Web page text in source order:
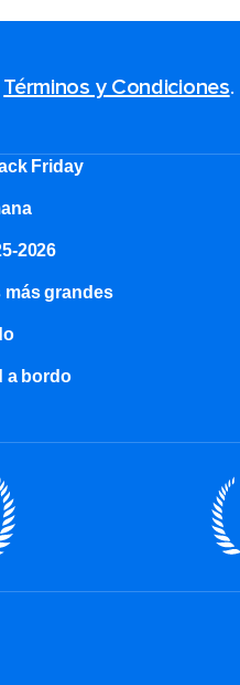
Términos y Condiciones.
Friday
2026
más grandes
a bordo